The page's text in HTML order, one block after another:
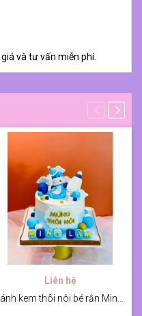
và tư vấn miễn phí.
Liên hệ